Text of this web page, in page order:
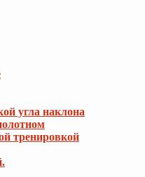
угла наклона
тренировкой